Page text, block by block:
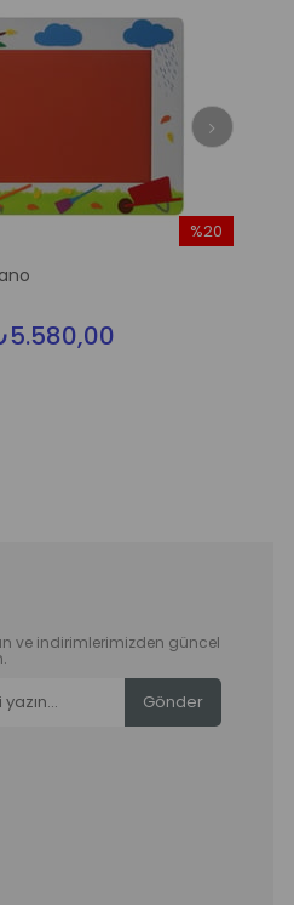
%20
ve indirimlerimizden güncel
Gönder